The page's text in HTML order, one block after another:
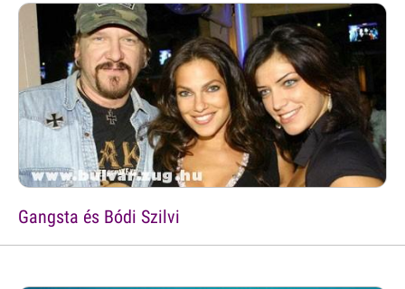
Gangsta és Bódi Szilvi